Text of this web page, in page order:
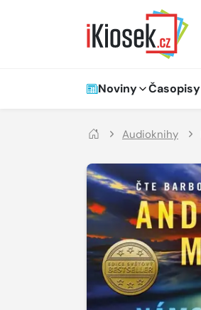
Hlavní navigace
Noviny Časopisy
Audioknihy